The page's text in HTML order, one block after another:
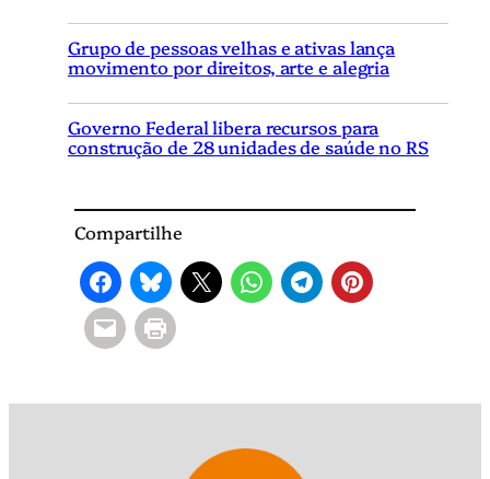
Grupo de pessoas velhas e ativas lança
movimento por direitos, arte e alegria
Governo Federal libera recursos para
construção de 28 unidades de saúde no RS
Compartilhe